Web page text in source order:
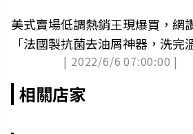
美式賣場低調熱銷王現爆買，網
「法國製抗菌去油屑神器，洗完
爽不緊繃」| 2022/6/6 07:00:00 |
相關店家